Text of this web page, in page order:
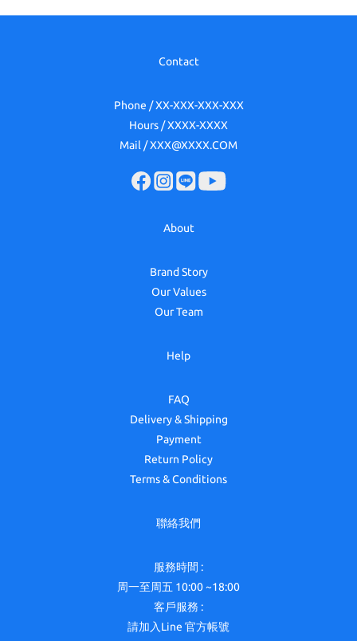
Contact
Phone / XX-XXX-XXX-XXX
Hours / XXXX-XXXX
Mail / XXX@XXXX.COM
About
Brand Story
Our Values
Our Team
Help
FAQ
Delivery & Shipping
Payment
Return Policy
Terms & Conditions
聯絡我們
服務時間 :
周一至周五 10:00 ~18:00
客戶服務 :
請加入Line 官方帳號